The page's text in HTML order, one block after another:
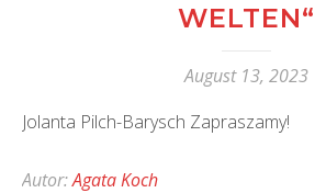
WELTEN“
August 13, 2023
Jolanta Pilch-Barysch Zapraszamy!
Autor:Agata Koch